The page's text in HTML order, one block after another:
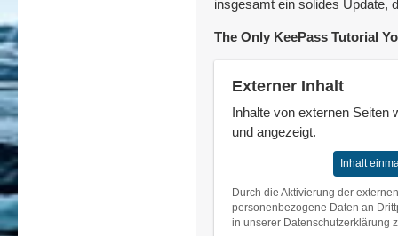
default).
When entering an incorrect
using the 'MasterKeyTries'
MSI setup: added
Improvements:
insgesamt ein solides Update,
The Only KeePass Tutorial
Externer Inhalt
Inhalte von externen Seiten
und angezeigt.
Inhalt
Durch die Aktivierung der
personenbezogene Daten an
in unserer Datenschutzerklärung